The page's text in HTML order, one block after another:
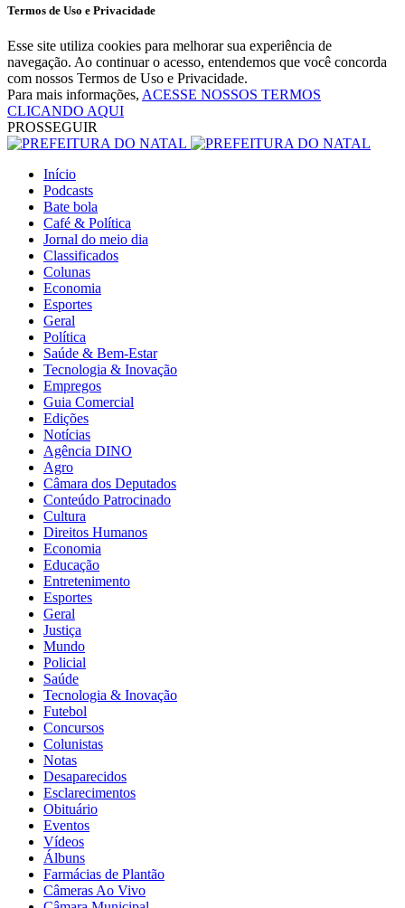
Termos de Uso e Privacidade
Esse site utiliza cookies para melhorar sua experiência de
navegação. Ao continuar o acesso, entendemos que você concorda
com nossos Termos de Uso e Privacidade.
Para mais informações, ACESSE NOSSOS TERMOS
CLICANDO AQUI
PROSSEGUIR
Início
Podcasts
Bate bola
Café & Política
Jornal do meio dia
Classificados
Colunas
Economia
Esportes
Geral
Política
Saúde & Bem-Estar
Tecnologia & Inovação
Empregos
Guia Comercial
Edições
Notícias
Agência DINO
Agro
Câmara dos Deputados
Conteúdo Patrocinado
Cultura
Direitos Humanos
Economia
Educação
Entretenimento
Esportes
Geral
Justiça
Mundo
Policial
Saúde
Tecnologia & Inovação
Futebol
Concursos
Colunistas
Notas
Desaparecidos
Esclarecimentos
Obituário
Eventos
Vídeos
Álbuns
Farmácias de Plantão
Câmeras Ao Vivo